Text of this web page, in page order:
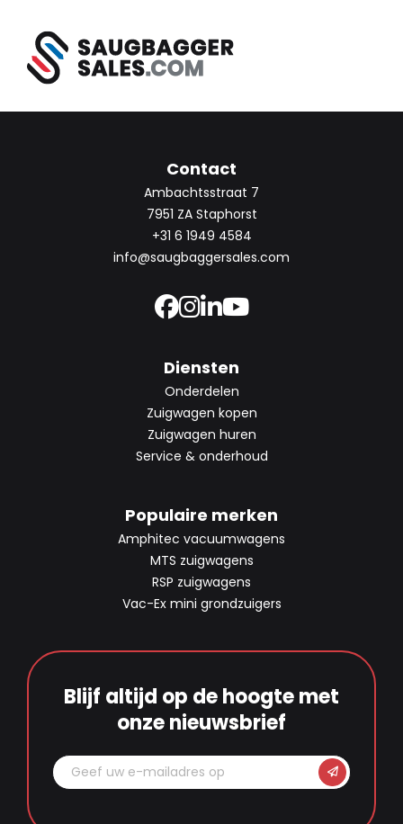
Contact
Ambachtsstraat 7
7951 ZA Staphorst
+31 6 1949 4584
info@saugbaggersales.com
Diensten
Onderdelen
Zuigwagen kopen
Zuigwagen huren
Service & onderhoud
Populaire merken
Amphitec vacuumwagens
MTS zuigwagens
RSP zuigwagens
Vac-Ex mini grondzuigers
Blijf altijd op de hoogte met
onze nieuwsbrief